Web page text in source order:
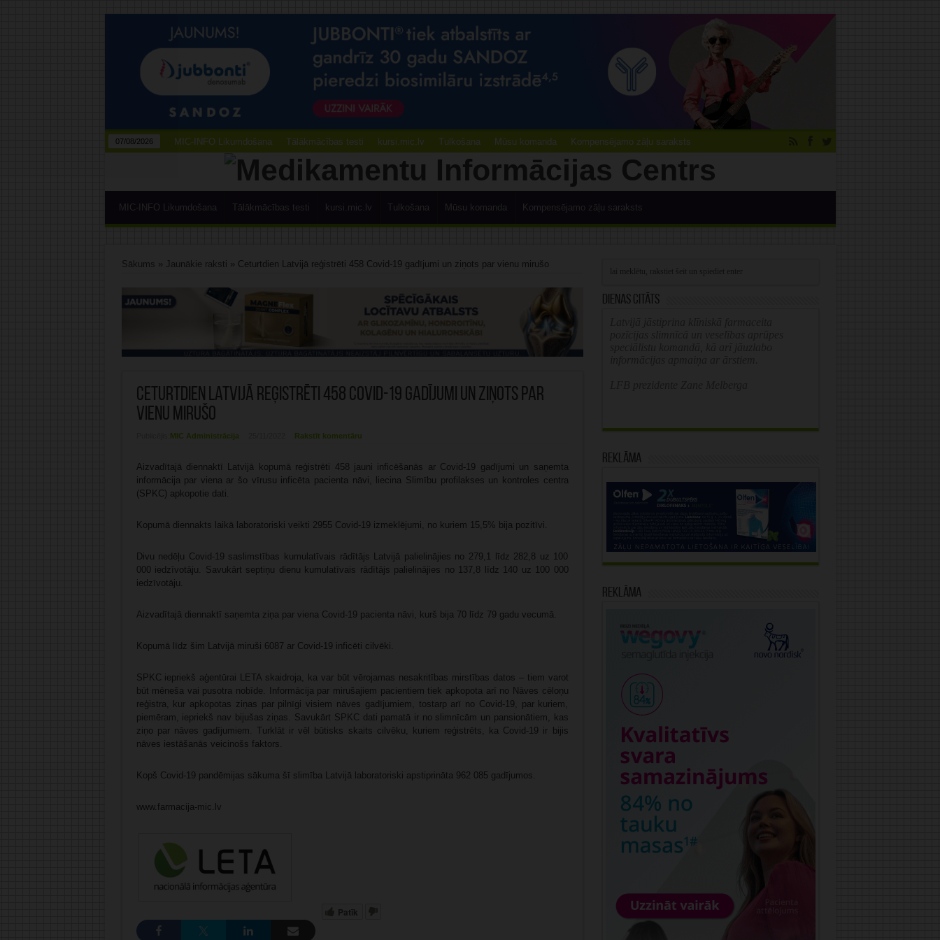
07/08/2026 MIC-INFO Likumdošana Tālākmācības testi kursi.mic.lv Tulkošana Mūsu komanda Kompensējamo zāļu saraksts
MIC-INFO Likumdošana Tālākmācības testi kursi.mic.lv Tulkošana Mūsu komanda Kompensējamo zāļu saraksts
Sākums » Jaunākie raksti » Ceturtdien Latvijā reģistrēti 458 Covid-19 gadījumi un ziņots par vienu mirušo
Ceturtdien Latvijā reģistrēti 458 Covid-19 gadījumi un ziņots par
vienu mirušo
MIC Administrācija Rakstīt komentāru
Aizvadītajā diennaktī Latvijā kopumā reģistrēti 458 jauni inficēšanās ar Covid-19 gadījumi un saņemta
informācija par viena ar šo vīrusu inficēta pacienta nāvi, liecina Slimību profilakses un kontroles centra
(SPKC) apkopotie dati.
Kopumā diennakts laikā laboratoriski veikti 2955 Covid-19 izmeklējumi, no kuriem 15,5% bija pozitīvi.
Divu nedēļu Covid-19 saslimstības kumulatīvais rādītājs Latvijā palielinājies no 279,1 līdz 282,8 uz 100
000 iedzīvotāju. Savukārt septiņu dienu kumulatīvais rādītājs palielinājies no 137,8 līdz 140 uz 100 000
iedzīvotāju.
Aizvadītajā diennaktī saņemta ziņa par viena Covid-19 pacienta nāvi, kurš bija 70 līdz 79 gadu vecumā.
Kopumā līdz šim Latvijā miruši 6087 ar Covid-19 inficēti cilvēki.
SPKC iepriekš aģentūrai LETA skaidroja, ka var būt vērojamas nesakritības mirstības datos – tiem varot
būt mēneša vai pusotra nobīde. Informācija par mirušajiem pacientiem tiek apkopota arī no Nāves cēloņu
reģistra, kur apkopotas ziņas par pilnīgi visiem nāves gadījumiem, tostarp arī no Covid-19, par kuriem,
piemēram, iepriekš nav bijušas ziņas. Savukārt SPKC dati pamatā ir no slimnīcām un pansionātiem, kas
ziņo par nāves gadījumiem. Turklāt ir vēl būtisks skaits cilvēku, kuriem reģistrēts, ka Covid-19 ir bijis
nāves iestāšanās veicinošs faktors.
Kopš Covid-19 pandēmijas sākuma šī slimība Latvijā laboratoriski apstiprināta 962 085 gadījumos.
www.farmacija-mic.lv
Patīk
Dienas citāts
Reklāma
Reklāma